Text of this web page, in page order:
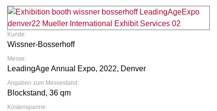
Kunde:
Wissner-Bosserhoff
Messe:
LeadingAge Annual Expo, 2022, Denver
Angaben zum Messestand:
Blockstand, 36 qm
Kostenspanne: